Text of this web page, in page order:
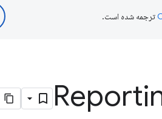
ترجمه شده است.